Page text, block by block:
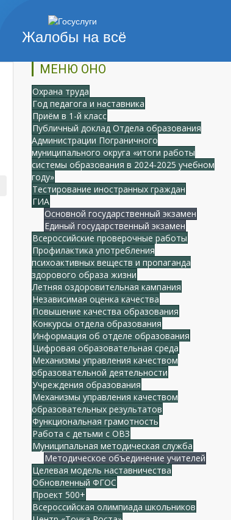
Жалобы на всё
МЕНЮ ОНО
Охрана труда
Год педагога и наставника
Приём в 1-й класс
Публичный доклад Отдела образования
Администрации Пограничного
муниципального округа «итоги работы
системы образования в 2024-2025 учебном
году»
Тестирование иностранных граждан
ГИА
Основной государственный экзамен
Единый государственный экзамен
Всероссийские проверочные работы
Профилактика употребления
психоактивных веществ и пропаганда
здорового образа жизни
Летняя оздоровительная кампания
Независимая оценка качества
Повышение качества образования
Конкурсы отдела образования
Информация об отделе образования
Цифровая образовательная среда
Механизмы управления качеством
образовательной деятельности
Учреждения образования
Механизмы управления качеством
образовательных результатов
Функциональная грамотность
Работа с детьми с ОВЗ
Муниципальная методическая служба
Методическое объединение учителей
Целевая модель наставничества
Обновленный ФГОС
Проект 500+
Всероссийская олимпиада школьников